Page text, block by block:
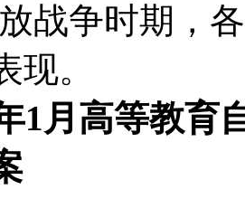
战争时期，
现。
1月高等教育